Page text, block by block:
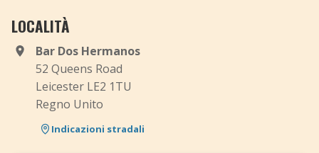
LOCALITÀ
Bar Dos Hermanos
52 Queens Road
Leicester LE2 1TU
Regno Unito
Indicazioni stradali